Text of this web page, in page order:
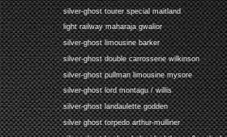
silver-ghost tourer special maitland
light railway maharaja gwalior
silver-ghost limousine barker
silver-ghost double carrosserie wilkinson
silver-ghost pullman limousine mysore
silver-ghost lord montagu / willis
silver-ghost landaulette godden
silver ghost torpedo arthur-mulliner